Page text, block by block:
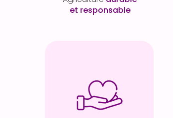
et responsable